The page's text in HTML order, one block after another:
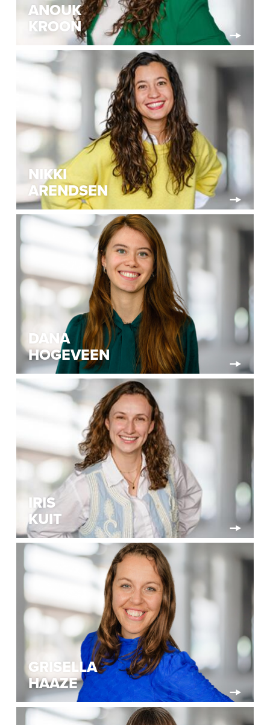
ANOUK
KROON
NIKKI
ARENDSEN
DANA
HOGEVEEN
IRIS
KUIT
GRISELLA
HAAZE